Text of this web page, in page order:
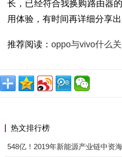
长，已经符合我换购路由器
用体验，有时间再详细分享出
推荐阅读： oppo与vivo什么
热文排行榜
548亿！2019年新能源产业链中资